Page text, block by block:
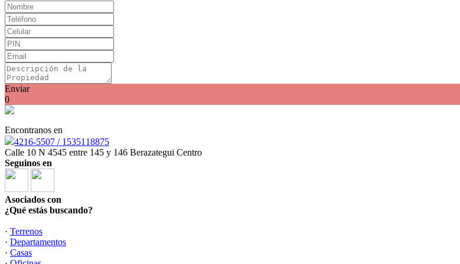
Enviar
0
Encontranos en
4216-5507 / 1535118875
Calle 10 N 4545 entre 145 y 146 Berazategui Centro
Seguinos en
Asociados con
¿Qué estás buscando?
· Terrenos
· Departamentos
· Casas